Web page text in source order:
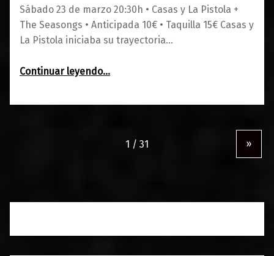
Sábado 23 de marzo 20:30h • Casas y La Pistola +
The Seasongs • Anticipada 10€ • Taquilla 15€ Casas y
La Pistola iniciaba su trayectoria…
Continuar leyendo“Casas y La Pistola + The Seasongs”
…
»